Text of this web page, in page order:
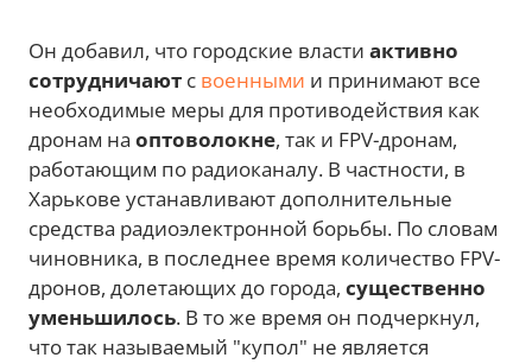
Он добавил, что городские власти активно
сотрудничают с военными и принимают все
необходимые меры для противодействия как
дронам на оптоволокне, так и FPV-дронам,
работающим по радиоканалу. В частности, в
Харькове устанавливают дополнительные
средства радиоэлектронной борьбы. По словам
чиновника, в последнее время количество FPV-
дронов, долетающих до города, существенно
уменьшилось. В то же время он подчеркнул,
что так называемый "купол" не является